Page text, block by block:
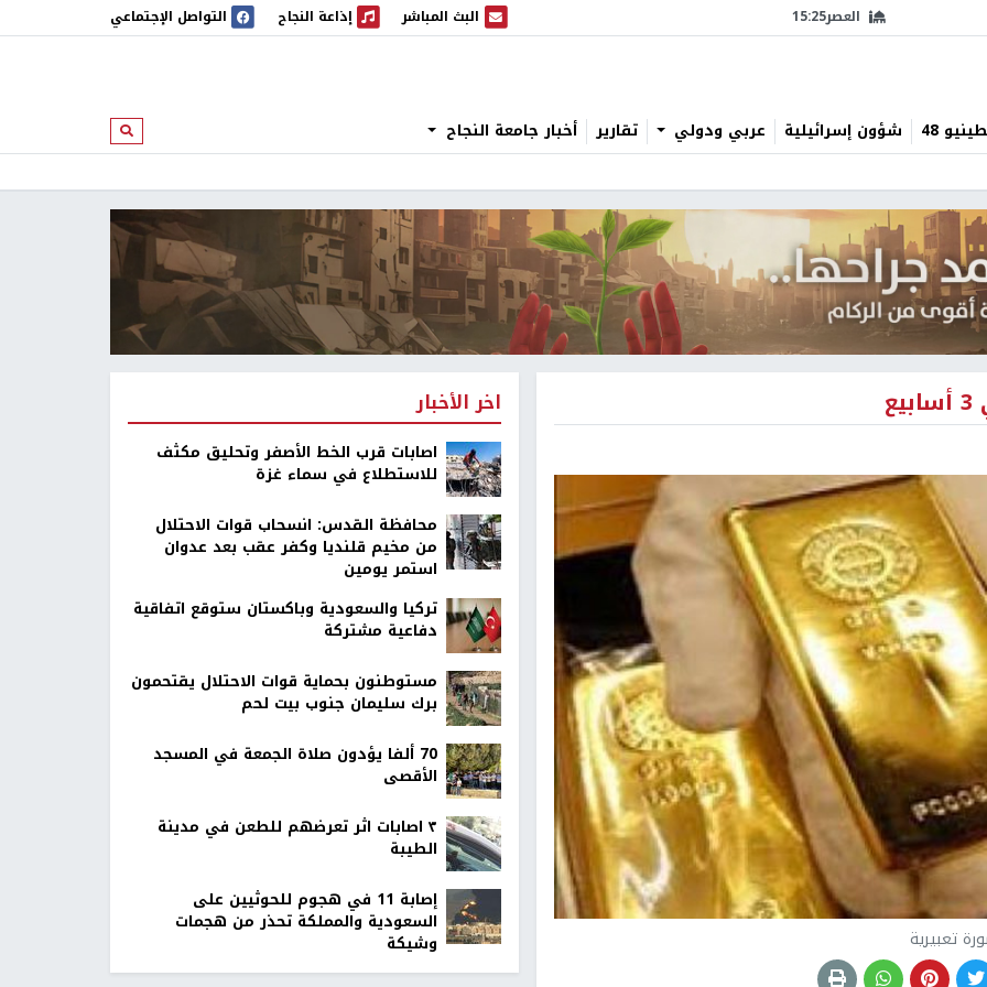
العصر15:25 البث المباشر
البث المباشر إذاعة النجاح
إذاعة النجاح التواصل الإجتماعي
48 شؤون إسرائيلية عربي ودولي تقارير أخبار جامعة النجاح ابحث
تعبيرية
اخر الأخبار
اصابات قرب الخط الأصفر وتحليق مكثف
للاستطلاع في سماء غزة
محافظة القدس: انسحاب قوات الاحتلال
من مخيم قلنديا وكفر عقب بعد عدوان
استمر يومين
تركيا والسعودية وباكستان ستوقع اتفاقية
دفاعية مشتركة
مستوطنون بحماية قوات الاحتلال يقتحمون
برك سليمان جنوب بيت لحم
70 ألفا يؤدون صلاة الجمعة في المسجد
الأقصى
٣ اصابات اثر تعرضهم للطعن في مدينة
الطيبة
إصابة 11 في هجوم للحوثيين على
السعودية والمملكة تحذر من هجمات
وشيكة